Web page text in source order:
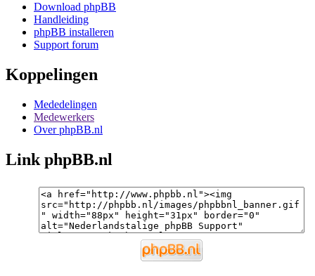
Download phpBB
Handleiding
phpBB installeren
Support forum
Koppelingen
Mededelingen
Medewerkers
Over phpBB.nl
Link phpBB.nl